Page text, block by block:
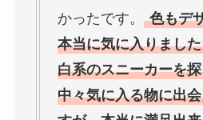
かったです。 色もデ
本当に気に入りまし
白系のスニーカーを
中々気に入る物に出